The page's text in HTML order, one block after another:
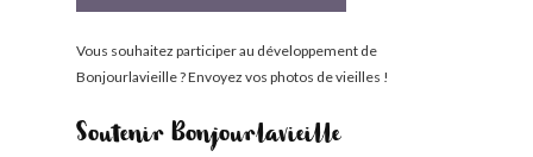
Vous souhaitez participer au développement de
Bonjourlavieille ? Envoyez vos photos de vieilles !
Soutenir Bonjourlavieille